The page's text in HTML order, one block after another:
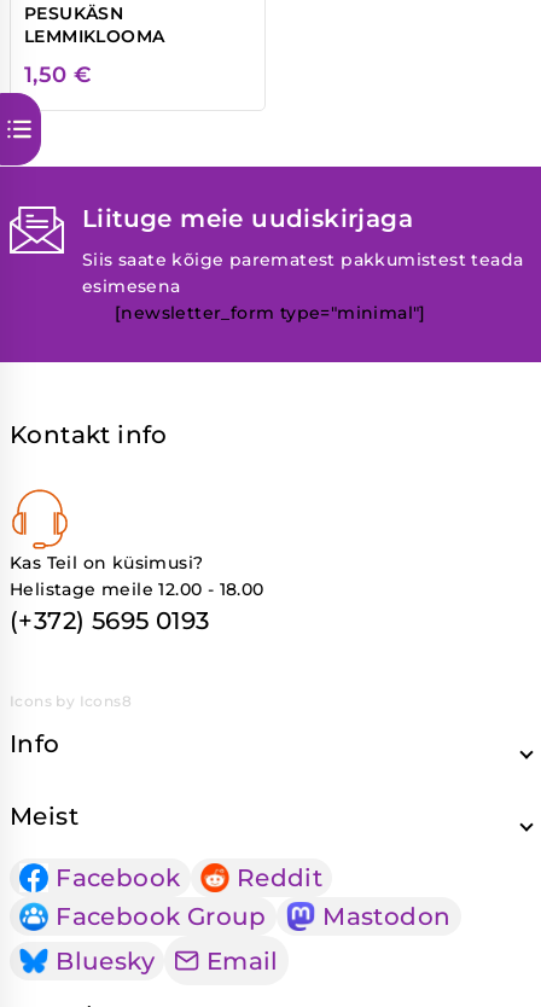
PESUKÄSN
LEMMIKLOOMA
1,50 €
Liituge meie uudiskirjaga
Siis saate kõige parematest pakkumistest teada
esimesena
[newsletter_form type="minimal"]
Kontakt info
Kas Teil on küsimusi?
Helistage meile 12.00 - 18.00
(+372) 5695 0193
Icons by Icons8
Info
Meist
Facebook
Reddit
Facebook Group
Mastodon
Bluesky
Email